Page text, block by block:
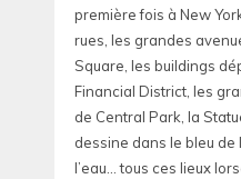
première fois à New
rues, les grandes
Square, les buildings
Financial District, les
de Central Park, la
dessine dans le bleu de
l’eau… tous ces lieux